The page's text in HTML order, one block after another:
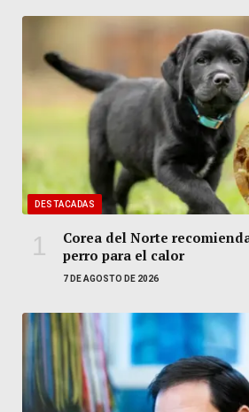
DESTACADAS
Corea del Norte
perro para el calor
7 DE AGOSTO DE 2026